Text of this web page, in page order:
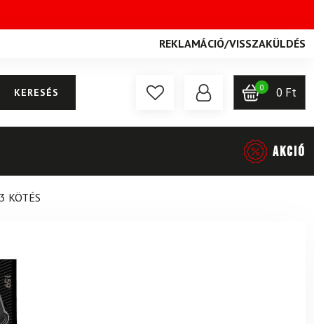
REKLAMÁCIÓ/VISSZAKÜLDÉS
KERESÉS 0 0 Ft
AKCIÓ
KÖTÉS